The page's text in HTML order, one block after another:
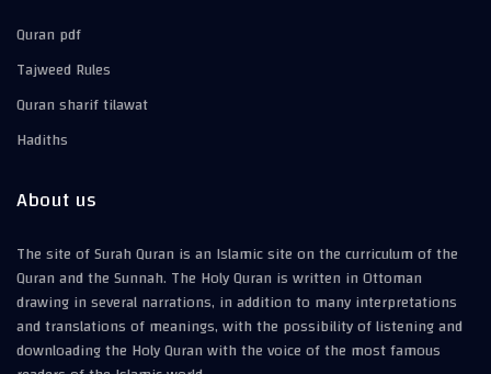
Quran pdf
Tajweed Rules
Quran sharif tilawat
Hadiths
About us
The site of Surah Quran is an Islamic site on the curriculum of the
Quran and the Sunnah. The Holy Quran is written in Ottoman
drawing in several narrations, in addition to many interpretations
and translations of meanings, with the possibility of listening and
downloading the Holy Quran with the voice of the most famous